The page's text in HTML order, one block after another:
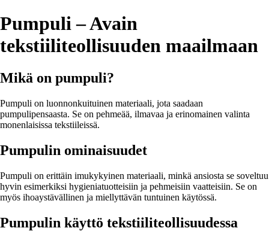
Pumpuli – Avain
tekstiiliteollisuuden maailmaan
Mikä on pumpuli?
Pumpuli on luonnonkuituinen materiaali, jota saadaan
pumpulipensaasta. Se on pehmeää, ilmavaa ja erinomainen valinta
monenlaisissa tekstiileissä.
Pumpulin ominaisuudet
Pumpuli on erittäin imukykyinen materiaali, minkä ansiosta se soveltuu
hyvin esimerkiksi hygieniatuotteisiin ja pehmeisiin vaatteisiin. Se on
myös ihoaystävällinen ja miellyttävän tuntuinen käytössä.
Pumpulin käyttö tekstiiliteollisuudessa